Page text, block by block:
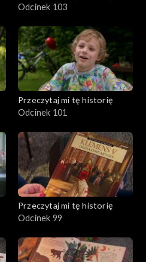
Odcinek 103
Przeczytaj mi tę historię
Odcinek 101
Przeczytaj mi tę historię
Odcinek 99